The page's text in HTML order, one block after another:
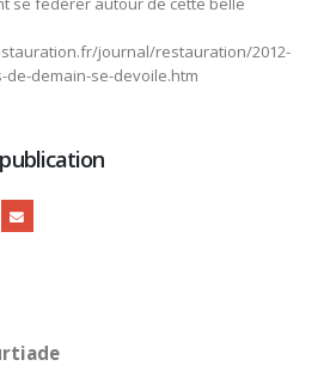
journal/restauration/2012-
de-demain-se-devoile.htm